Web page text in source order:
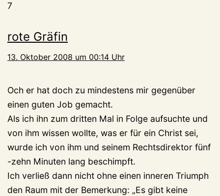
7
rote Gräfin
13. Oktober 2008 um 00:14 Uhr
Och er hat doch zu mindestens mir gegenüber
einen guten Job gemacht.
Als ich ihn zum dritten Mal in Folge aufsuchte und
von ihm wissen wollte, was er für ein Christ sei,
wurde ich von ihm und seinem Rechtsdirektor fünf
-zehn Minuten lang beschimpft.
Ich verließ dann nicht ohne einen inneren Triumph
den Raum mit der Bemerkung: „Es gibt keine